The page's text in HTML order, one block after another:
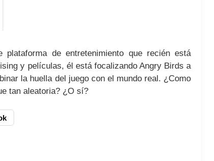
de entretenimiento que recién está
y películas, él está focalizando Angry Birds a
la huella del juego con el mundo real. ¿Como
tan aleatoria? ¿O sí?